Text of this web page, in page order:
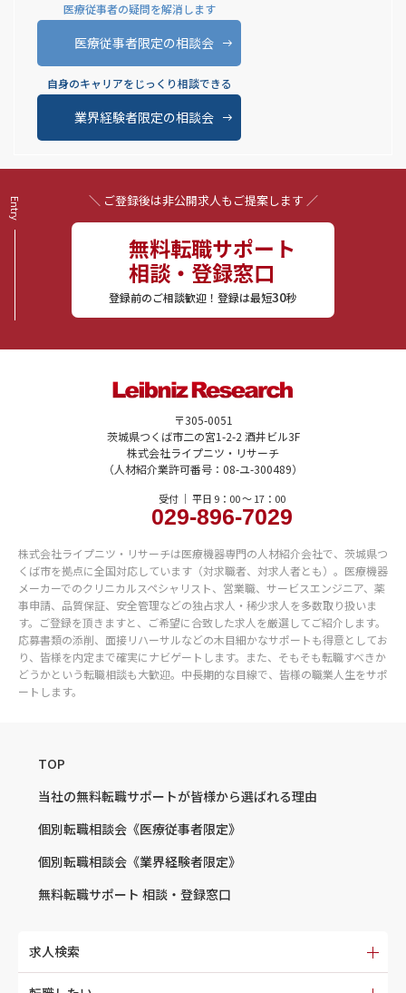
医療従事者の疑問を解消します
医療従事者限定の相談会
自身のキャリアをじっくり相談できる
業界経験者限定の相談会
＼ ご登録後は非公開求人もご提案します ／
無料転職サポート
相談・登録窓口
登録前のご相談歓迎！登録は最短30秒
〒305-0051
茨城県つくば市二の宮1-2-2 酒井ビル3F
株式会社ライプニツ・リサーチ
（人材紹介業許可番号：08-ユ-300489）
受付 ｜ 平日 9：00 〜 17：00
029-896-7029
株式会社ライプニツ・リサーチは医療機器専門の人材紹介会社で、茨城県つ
くば市を拠点に全国対応しています（対求職者、対求人者とも）。医療機器
メーカーでのクリニカルスペシャリスト、営業職、サービスエンジニア、薬
事申請、品質保証、安全管理などの独占求人・稀少求人を多数取り扱いま
す。ご登録を頂きますと、ご希望に合致した求人を厳選してご紹介します。
応募書類の添削、面接リハーサルなどの木目細かなサポートも得意としてお
り、皆様を内定まで確実にナビゲートします。また、そもそも転職すべきか
どうかという転職相談も大歓迎。中長期的な目線で、皆様の職業人生をサポ
ートします。
TOP
当社の無料転職サポートが皆様から選ばれる理由
個別転職相談会 《医療従事者限定》
個別転職相談会 《業界経験者限定》
無料転職サポート 相談・登録窓口
求人検索